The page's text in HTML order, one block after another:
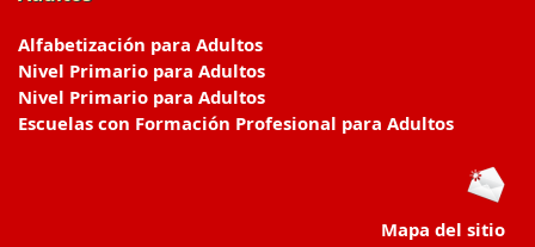
Alfabetización para Adultos
Nivel Primario para Adultos
Nivel Primario para Adultos
Escuelas con Formación Profesional para Adultos
Mapa del sitio